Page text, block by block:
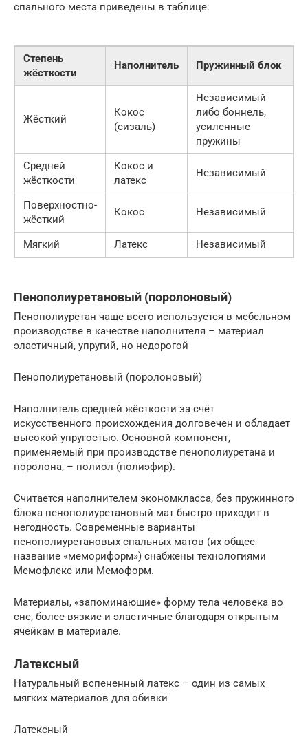
спального места приведены в таблице:
Степень
жёсткости
Наполнитель Пружинный блок
Жёсткий
Кокос
(сизаль)
Независимый
либо боннель,
усиленные
пружины
Средней
жёсткости
Кокос и
латекс
Независимый
Поверхностно-
жёсткий
Кокос Независимый
Мягкий Латекс Независимый
Пенополиуретановый (поролоновый)
Пенополиуретан чаще всего используется в мебельном
производстве в качестве наполнителя – материал
эластичный, упругий, но недорогой
Пенополиуретановый (поролоновый)
Наполнитель средней жёсткости за счёт
искусственного происхождения долговечен и обладает
высокой упругостью. Основной компонент,
применяемый при производстве пенополиуретана и
поролона, – полиол (полиэфир).
Считается наполнителем экономкласса, без пружинного
блока пенополиуретановый мат быстро приходит в
негодность. Современные варианты
пенополиуретановых спальных матов (их общее
название «мемориформ») снабжены технологиями
Мемофлекс или Мемоформ.
Материалы, «запоминающие» форму тела человека во
сне, более вязкие и эластичные благодаря открытым
ячейкам в материале.
Латексный
Натуральный вспененный латекс – один из самых
мягких материалов для обивки
Латексный